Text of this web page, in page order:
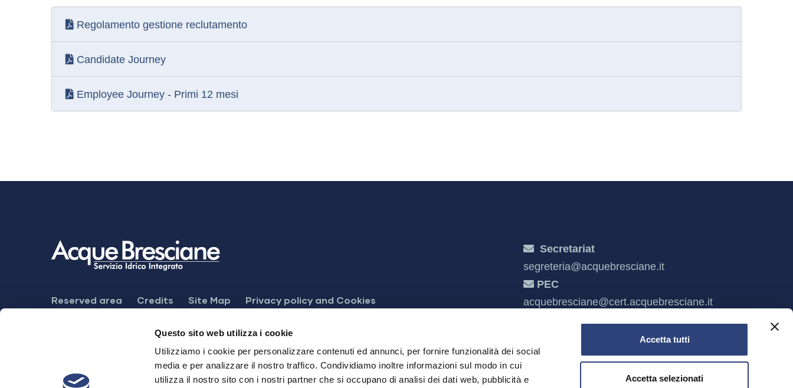
Questo sito web utilizza i cookie
Utilizziamo i cookie per personalizzare contenuti ed annunci, per fornire funzionalità dei social
media e per analizzare il nostro traffico. Condividiamo inoltre informazioni sul modo in cui
utilizza il nostro sito con i nostri partner che si occupano di analisi dei dati web, pubblicità e
Accetta tutti
Accetta selezionati
Regolamento gestione reclutamento
Candidate Journey
Employee Journey - Primi 12 mesi
Footer
Menu
Reserved area Credits Site Map Privacy policy and Cookies
Dichiarazione di accessibilità
Secretariat
segreteria@acquebresciane.it
PEC
acquebresciane@cert.acquebresciane.it